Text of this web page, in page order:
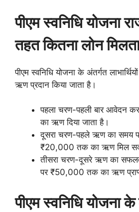
पीएम स्वनिधि योजना
तहत कितना लोन
पीएम स्वनिधि योजना के अंतर्गत
ऋण प्रदान किया जाता है।
पहला चरण-पहली बार आवेदन
का ऋण दिया जाता है।
दूसरा चरण-पहले ऋण का समय
₹20,000 तक का ऋण मिल
तीसरा चरण-दूसरे ऋण का
पर ₹50,000 तक का ऋण
पीएम स्वनिधि योजना